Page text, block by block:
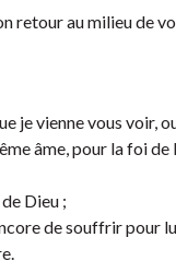
retour au milieu de
je vienne vous voir,
âme, pour la foi de
Dieu ;
de souffrir pour